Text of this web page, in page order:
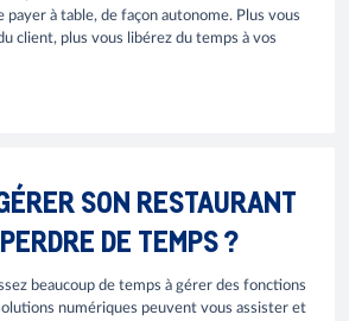
payer à table, de façon autonome. Plus vous
client, plus vous libérez du temps à vos
SON RESTAURANT
DE TEMPS ?
beaucoup de temps à gérer des fonctions
numériques peuvent vous assister et